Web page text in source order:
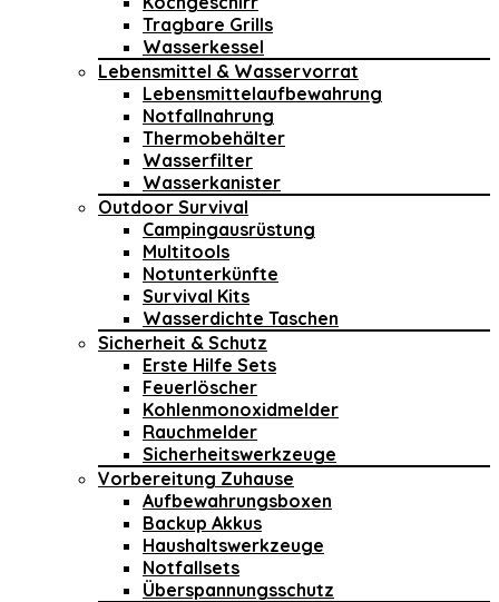
Tragbare Grills
Wasserkessel
Lebensmittel & Wasservorrat
Lebensmittelaufbewahrung
Notfallnahrung
Thermobehälter
Wasserfilter
Wasserkanister
Outdoor Survival
Campingausrüstung
Multitools
Notunterkünfte
Survival Kits
Wasserdichte Taschen
Sicherheit & Schutz
Erste Hilfe Sets
Feuerlöscher
Kohlenmonoxidmelder
Rauchmelder
Sicherheitswerkzeuge
Vorbereitung Zuhause
Aufbewahrungsboxen
Backup Akkus
Haushaltswerkzeuge
Notfallsets
Überspannungsschutz